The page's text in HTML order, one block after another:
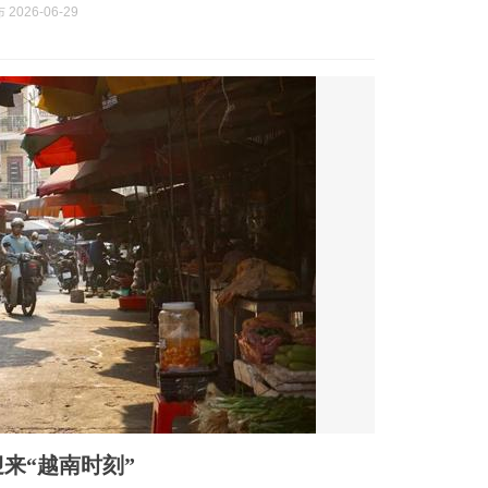
2026-06-29
“越南时刻”